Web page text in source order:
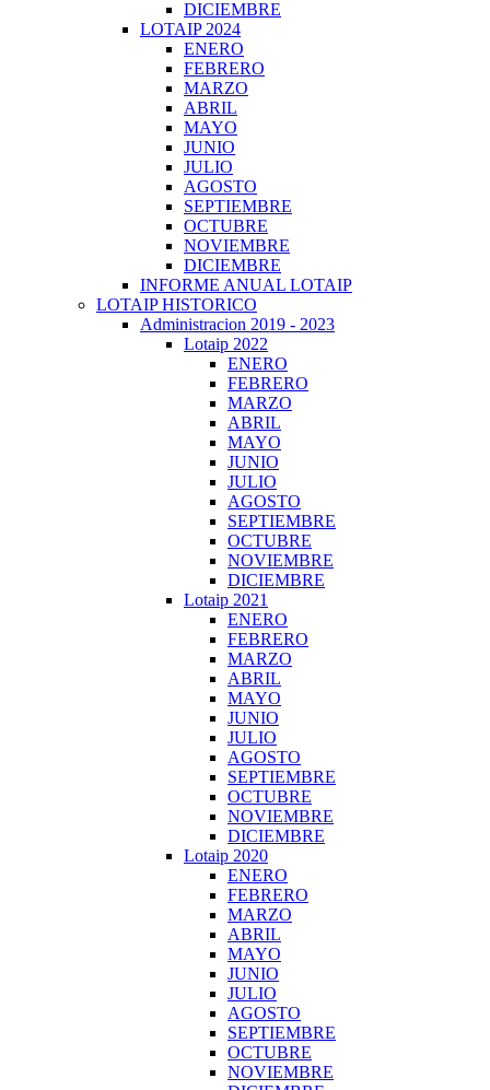
DICIEMBRE
LOTAIP 2024
ENERO
FEBRERO
MARZO
ABRIL
MAYO
JUNIO
JULIO
AGOSTO
SEPTIEMBRE
OCTUBRE
NOVIEMBRE
DICIEMBRE
INFORME ANUAL LOTAIP
LOTAIP HISTORICO
Administracion 2019 - 2023
Lotaip 2022
ENERO
FEBRERO
MARZO
ABRIL
MAYO
JUNIO
JULIO
AGOSTO
SEPTIEMBRE
OCTUBRE
NOVIEMBRE
DICIEMBRE
Lotaip 2021
ENERO
FEBRERO
MARZO
ABRIL
MAYO
JUNIO
JULIO
AGOSTO
SEPTIEMBRE
OCTUBRE
NOVIEMBRE
DICIEMBRE
Lotaip 2020
ENERO
FEBRERO
MARZO
ABRIL
MAYO
JUNIO
JULIO
AGOSTO
SEPTIEMBRE
OCTUBRE
NOVIEMBRE